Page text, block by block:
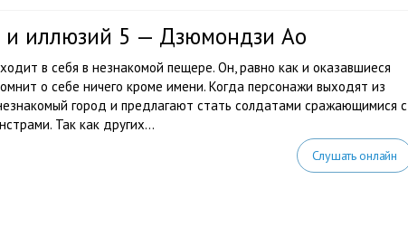
и иллюзий 5 — Дзюмондзи Ао
в себя в незнакомой пещере. Он, равно как и оказавшиеся
о себе ничего кроме имени. Когда персонажи выходят из
город и предлагают стать солдатами сражающимися с
Так как других...
Слушать онлайн